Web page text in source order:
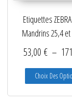
Etiquettes
Mandrins 25,4 et
53,00€ –
Choix Des